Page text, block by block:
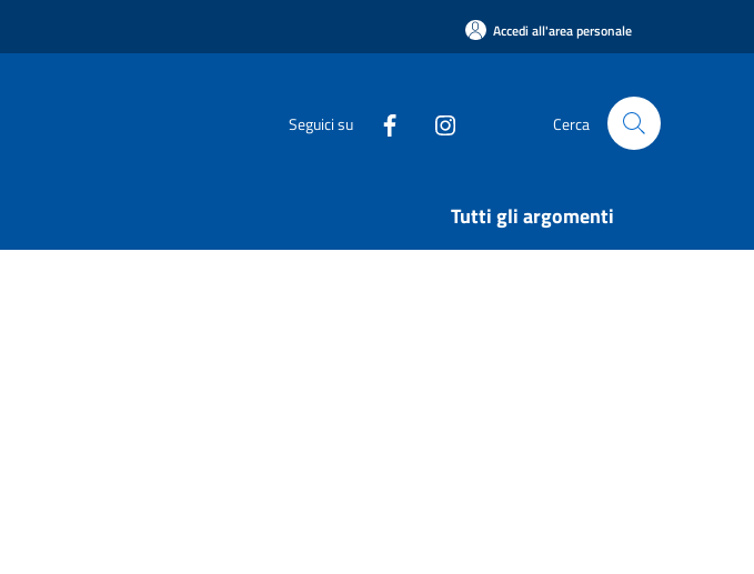
Accedi all'area personale
Seguici su Cerca
Tutti gli argomenti